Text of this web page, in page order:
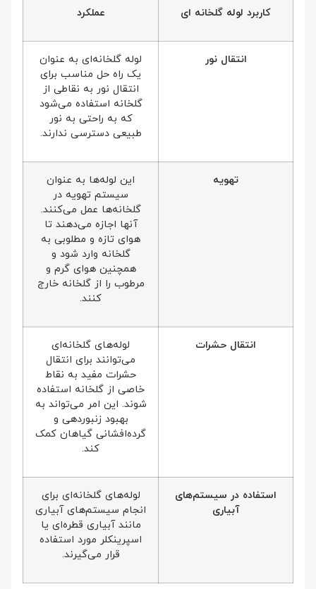
کاربرد لوله گلخانه ای عملکرد
انتقال نور
لوله گلخانه‌ای به عنوان
یک راه حل مناسب برای
انتقال نور به نقاطی از
گلخانه استفاده می‌شود
که به راحتی به نور
طبیعی دسترسی ندارند.
تهویه
این لوله‌ها به عنوان
سیستم تهویه در
گلخانه‌ها عمل می‌کنند.
آنها اجازه می‌دهند تا
هوای تازه و مطلوبی به
گلخانه وارد شود و
همچنین هوای گرم و
مرطوب را از گلخانه خارج
کنند.
انتقال حشرات
لوله‌های گلخانه‌ای
می‌توانند برای انتقال
حشرات مفید به نقاط
خاصی از گلخانه استفاده
شوند. این امر می‌تواند به
بهبود زنبوردهی و
گرده‌افشانی گیاهان کمک
کند.
استفاده در سیستم‌های
آبیاری
لوله‌های گلخانه‌ای برای
انجام سیستم‌های آبیاری
مانند آبیاری قطره‌ای یا
اسپرینکلر مورد استفاده
قرار می‌گیرند.